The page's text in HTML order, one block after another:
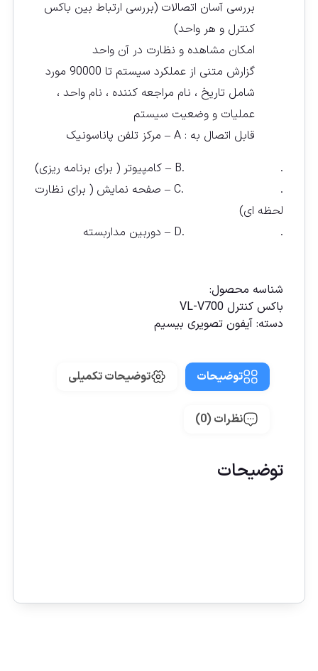
بررسی آسان اتصالات (بررسی ارتباط بین باکس
کنترل و هر واحد)
امکان مشاهده و نظارت در آن واحد
گزارش متنی از عملکرد سیستم تا 90000 مورد
شامل تاریخ ، نام مراجعه کننده ، نام واحد ،
عملیات و وضعیت سیستم
قابل اتصال به : A – مرکز تلفن پاناسونیک
. .B – کامپیوتر ( برای برنامه ریزی)
. .C – صفحه نمایش ( برای نظارت
لحظه ای)
. .D – دوربين مداربسته
شناسه محصول:
باکس کنترل VL-V700
دسته: آیفون تصویری بيسيم
توضیحات توضیحات تکمیلی
نظرات (0)
توضیحات